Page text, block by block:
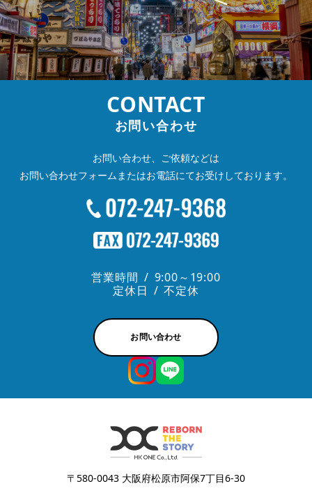
CONTACT
お問い合わせ
お問い合わせ、ご依頼などは
お問い合わせフォームまたはお電話にてお受けしております。
営業時間
9:00～19:00
定休日
不定休
お問い合わせ
〒580-0043 大阪府松原市阿保7丁目6-30